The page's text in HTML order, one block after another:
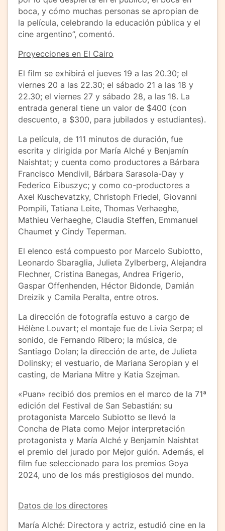
boca, y cómo muchas personas se apropian de
la película, celebrando la educación pública y el
cine argentino”, comentó.
Proyecciones en El Cairo
El film se exhibirá el jueves 19 a las 20.30; el
viernes 20 a las 22.30; el sábado 21 a las 18 y
22.30; el viernes 27 y sábado 28, a las 18. La
entrada general tiene un valor de $400 (con
descuento, a $300, para jubilados y estudiantes).
La película, de 111 minutos de duración, fue
escrita y dirigida por María Alché y Benjamín
Naishtat; y cuenta como productores a Bárbara
Francisco Mendivil, Bárbara Sarasola-Day y
Federico Eibuszyc; y como co-productores a
Axel Kuschevatzky, Christoph Friedel, Giovanni
Pompili, Tatiana Leite, Thomas Verhaeghe,
Mathieu Verhaeghe, Claudia Steffen, Emmanuel
Chaumet y Cindy Teperman.
El elenco está compuesto por Marcelo Subiotto,
Leonardo Sbaraglia, Julieta Zylberberg, Alejandra
Flechner, Cristina Banegas, Andrea Frigerio,
Gaspar Offenhenden, Héctor Bidonde, Damián
Dreizik y Camila Peralta, entre otros.
La dirección de fotografía estuvo a cargo de
Hélène Louvart; el montaje fue de Livia Serpa; el
sonido, de Fernando Ribero; la música, de
Santiago Dolan; la dirección de arte, de Julieta
Dolinsky; el vestuario, de Mariana Seropian y el
casting, de Mariana Mitre y Katia Szejman.
«Puan» recibió dos premios en el marco de la 71ª
edición del Festival de San Sebastián: su
protagonista Marcelo Subiotto se llevó la
Concha de Plata como Mejor interpretación
protagonista y María Alché y Benjamín Naishtat
el premio del jurado por Mejor guión. Además, el
film fue seleccionado para los premios Goya
2024, uno de los más prestigiosos del mundo.
Datos de los directores
María Alché: Directora y actriz, estudió cine en la